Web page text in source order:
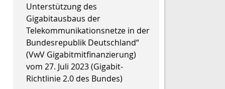
Unterstützung des
Gigabitausbaus der
Telekommunikationsnetze in der
Bundesrepublik Deutschland“
(VwV Gigabitmitfinanzierung)
vom 27. Juli 2023 (Gigabit-
Richtlinie 2.0 des Bundes)